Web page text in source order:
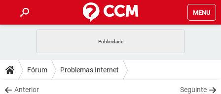
MENU
CELULAR FACEBOOK
OUTLOOK
DICAS
JOGOS WHATSAPP
DOWNLOADS
Fórum Problemas Internet
Anterior Seguinte